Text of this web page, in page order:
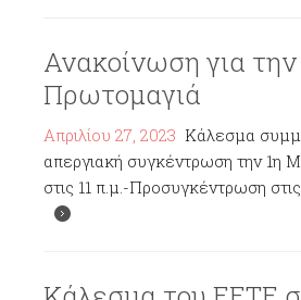
Ανακοίνωση για την
Πρωτομαγιά
Απριλίου 27, 2023 Κάλεσμα
απεργιακή συγκέντρωση την 1η
στις 11 π.μ.-Προσυγκέντρωση